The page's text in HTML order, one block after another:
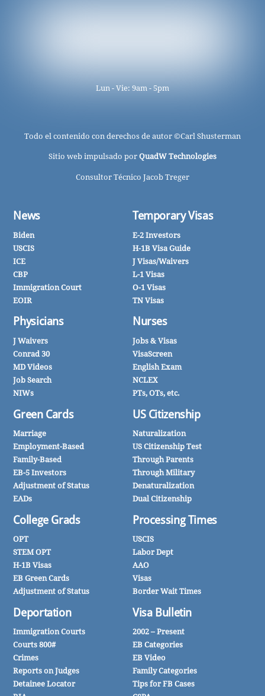
Lun - Vie: 9am - 5pm
Todo el contenido con derechos de autor ©Carl Shusterman
Sitio web impulsado por QuadW Technologies
Consultor Técnico Jacob Treger
News
Biden
USCIS
ICE
CBP
Immigration Court
EOIR
Physicians
J Waivers
Conrad 30
MD Videos
Job Search
NIWs
Green Cards
Marriage
Employment-Based
Family-Based
EB-5 Investors
Adjustment of Status
EADs
College Grads
OPT
STEM OPT
H-1B Visas
EB Green Cards
Adjustment of Status
Deportation
Immigration Courts
Courts 800#
Crimes
Reports on Judges
Detainee Locator
Temporary Visas
E-2 Investors
H-1B Visa Guide
J Visas/Waivers
L-1 Visas
O-1 Visas
TN Visas
Nurses
Jobs & Visas
VisaScreen
English Exam
NCLEX
PTs, OTs, etc.
US Citizenship
Naturalization
US Citizenship Test
Through Parents
Through Military
Denaturalization
Dual Citizenship
Processing Times
USCIS
Labor Dept
AAO
Visas
Border Wait Times
Visa Bulletin
2002 – Present
EB Categories
EB Video
Family Categories
Tips for FB Cases